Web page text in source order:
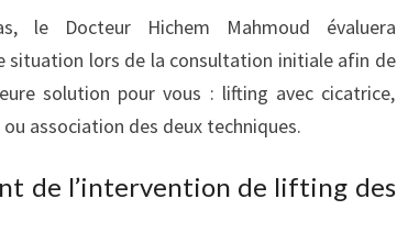
le Docteur Hichem Mahmoud évaluera
lors de la consultation initiale afin de
solution pour vous : lifting avec cicatrice,
association des deux techniques.
de l’intervention de lifting des